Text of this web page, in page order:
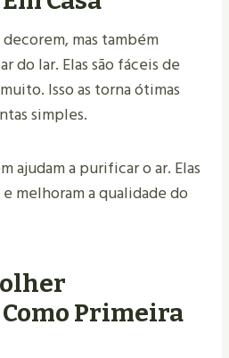
mas também
do lar. Elas são fáceis de
Isso as torna ótimas
simples.
ajudam a purificar o ar. Elas
melhoram a qualidade do
Primeira